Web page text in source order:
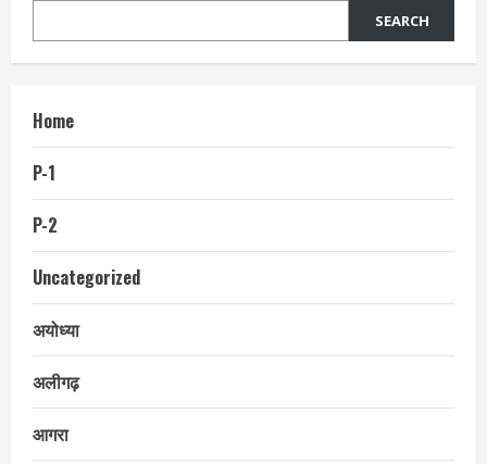
SEARCH
Home
P-1
P-2
Uncategorized
अयोध्या
अलीगढ़
आगरा